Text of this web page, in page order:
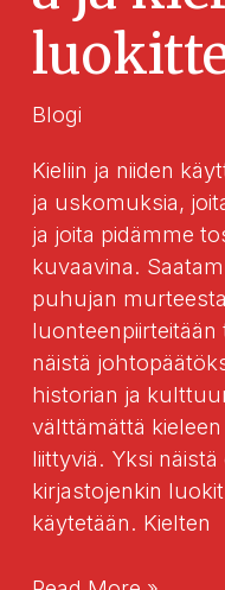
Blogi
Kieliin ja niiden
ja uskomuksia,
ja joita pidämme
kuvaavina.
puhujan
näistä
historian ja
välttämättä
liittyviä. Yksi
kirjastojenkin
käytetään. Kielten